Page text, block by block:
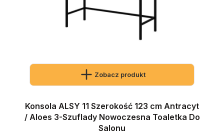
Zobacz produkt
Konsola ALSY 11 Szerokość 123 cm Antracyt
/ Aloes 3-Szuflady Nowoczesna Toaletka Do
Salonu